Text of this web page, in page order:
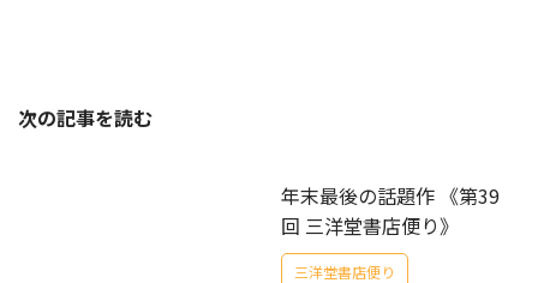
次の記事を読む
年末最後の話題作 《第39
回 三洋堂書店便り》
三洋堂書店便り